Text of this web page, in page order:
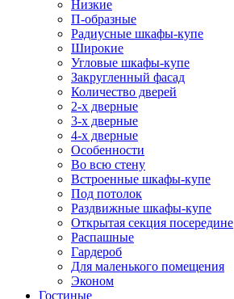
Низкие
П-образные
Радиусные шкафы-купе
Широкие
Угловые шкафы-купе
Закругленный фасад
Количество дверей
2-х дверные
3-х дверные
4-х дверные
Особенности
Во всю стену
Встроенные шкафы-купе
Под потолок
Раздвижные шкафы-купе
Открытая секция посередине
Распашные
Гардероб
Для маленького помещения
Эконом
Гостиные